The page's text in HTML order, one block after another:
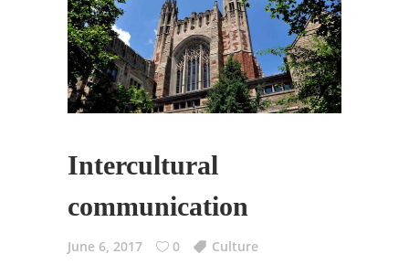
Intercultural
communication
June 6, 2017 0 Culture